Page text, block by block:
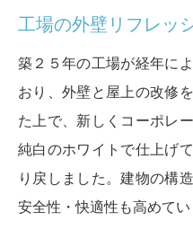
工場の外壁リフレッ
築２５年の工場が経年に
おり、外壁と屋上の改修
た上で、新しくコーポレ
純白のホワイトで仕上げ
り戻しました。建物の構
安全性・快適性も高めてい